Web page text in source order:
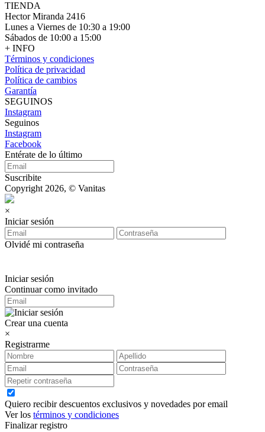
TIENDA
Hector Miranda 2416
Lunes a Viernes de 10:30 a 19:00
Sábados de 10:00 a 15:00
+ INFO
Términos y condiciones
Política de privacidad
Política de cambios
Garantía
SEGUINOS
Instagram
Seguinos
Instagram
Facebook
Entérate de lo último
Suscribite
Copyright 2026, © Vanitas
×
Iniciar sesión
Olvidé mi contraseña
Iniciar sesión
Continuar como invitado
Crear una cuenta
×
Registrarme
Quiero recibir descuentos exclusivos y novedades por email
Ver los términos y condiciones
Finalizar registro